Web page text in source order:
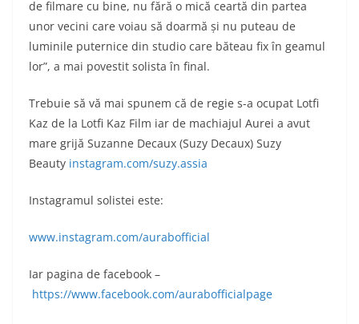
de filmare cu bine, nu fără o mică ceartă din partea
unor vecini care voiau să doarmă și nu puteau de
luminile puternice din studio care băteau fix în geamul
lor”, a mai povestit solista în final.
Trebuie să vă mai spunem că de regie s-a ocupat Lotfi
Kaz de la Lotfi Kaz Film iar de machiajul Aurei a avut
mare grijă Suzanne Decaux (Suzy Decaux) Suzy
Beauty instagram.com/suzy.assia
Instagramul solistei este:
www.instagram.com/aurabofficial
Iar pagina de facebook –
https://www.facebook.com/aurabofficialpage